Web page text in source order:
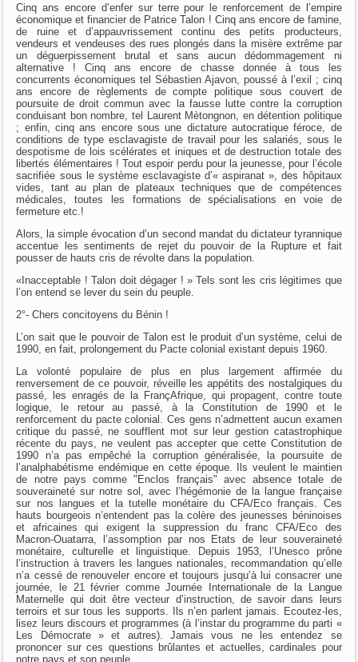
Cinq ans encore d’enfer sur terre pour le renforcement de l’empire
économique et financier de Patrice Talon ! Cinq ans encore de famine,
de ruine et d’appauvrissement continu des petits producteurs,
vendeurs et vendeuses des rues plongés dans la misère extrême par
un déguerpissement brutal et sans aucun dédommagement ni
alternative ! Cinq ans encore de chasse donnée à tous les
concurrents économiques tel Sébastien Ajavon, poussé à l’exil ; cinq
ans encore de règlements de compte politique sous couvert de
poursuite de droit commun avec la fausse lutte contre la corruption
conduisant bon nombre, tel Laurent Mètongnon, en détention politique
; enfin, cinq ans encore sous une dictature autocratique féroce, de
conditions de type esclavagiste de travail pour les salariés, sous le
despotisme de lois scélérates et iniques et de destruction totale des
libertés élémentaires ! Tout espoir perdu pour la jeunesse, pour l’école
sacrifiée sous le système esclavagiste d’« aspiranat », des hôpitaux
vides, tant au plan de plateaux techniques que de compétences
médicales, toutes les formations de spécialisations en voie de
fermeture etc.!
Alors, la simple évocation d’un second mandat du dictateur tyrannique
accentue les sentiments de rejet du pouvoir de la Rupture et fait
pousser de hauts cris de révolte dans la population.
«Inacceptable ! Talon doit dégager ! » Tels sont les cris légitimes que
l’on entend se lever du sein du peuple.
2°- Chers concitoyens du Bénin !
L’on sait que le pouvoir de Talon est le produit d’un système, celui de
1990, en fait, prolongement du Pacte colonial existant depuis 1960.
La volonté populaire de plus en plus largement affirmée du
renversement de ce pouvoir, réveille les appétits des nostalgiques du
passé, les enragés de la FrançAfrique, qui propagent, contre toute
logique, le retour au passé, à la Constitution de 1990 et le
renforcement du pacte colonial. Ces gens n’admettent aucun examen
critique du passé, ne soufflent mot sur leur gestion catastrophique
récente du pays, ne veulent pas accepter que cette Constitution de
1990 n’a pas empêché la corruption généralisée, la poursuite de
l’analphabétisme endémique en cette époque. Ils veulent le maintien
de notre pays comme "Enclos français" avec absence totale de
souveraineté sur notre sol, avec l’hégémonie de la langue française
sur nos langues et la tutelle monétaire du CFA/Eco français. Ces
hauts bourgeois n’entendent pas la colère des jeunesses béninoises
et africaines qui exigent la suppression du franc CFA/Eco des
Macron-Ouatarra, l’assomption par nos Etats de leur souveraineté
monétaire, culturelle et linguistique. Depuis 1953, l’Unesco prône
l’instruction à travers les langues nationales, recommandation qu’elle
n’a cessé de renouveler encore et toujours jusqu’à lui consacrer une
journée, le 21 février comme Journée Internationale de la Langue
Maternelle qui doit être vecteur d’instruction, de savoir dans leurs
terroirs et sur tous les supports. Ils n’en parlent jamais. Ecoutez-les,
lisez leurs discours et programmes (à l’instar du programme du parti «
Les Démocrate » et autres). Jamais vous ne les entendez se
prononcer sur ces questions brûlantes et actuelles, cardinales pour
notre pays et son peuple.